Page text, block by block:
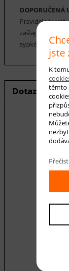
DOPORUČENÁ
Pravidelné
zašlapání do
sypké čističe
Dotaz na
E-mail *
jste
K
těmto